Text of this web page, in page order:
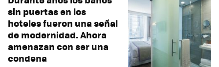
sin puertas en los
hoteles fueron una señal
de modernidad. Ahora
amenazan con ser una
condena